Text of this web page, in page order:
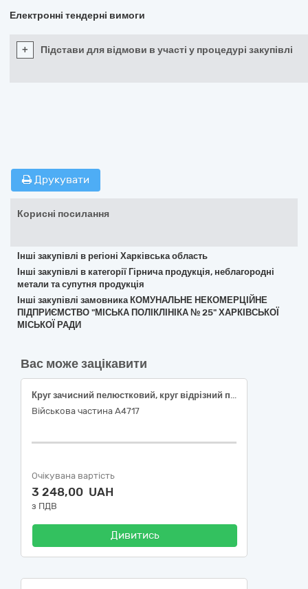
Електронні тендерні вимоги
+ Підстави для відмови в участі у процедурі закупівлі
Друкувати
Корисні посилання
Інші закупівлі в регіоні Харківська область
Інші закупівлі в категорії Гірнича продукція, неблагородні
метали та супутня продукція
Інші закупівлі замовника КОМУНАЛЬНЕ НЕКОМЕРЦІЙНЕ
ПІДПРИЄМСТВО "МІСЬКА ПОЛІКЛІНІКА № 25" ХАРКІВСЬКОЇ
МІСЬКОЇ РАДИ
Вас може зацікавити
Круг зачисний пелюстковий, круг відрізний по металу (ДК 021:2015 14810000-2 "Абразивні вироби")
Військова частина А4717
Очікувана вартість
3 248,00 UAH
з ПДВ
Дивитись